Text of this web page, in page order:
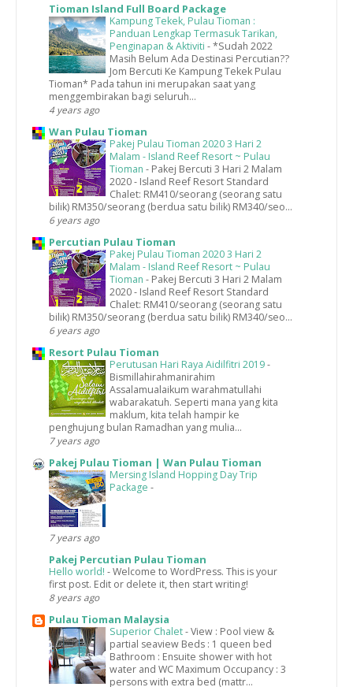
Tioman Island Full Board Package
Kampung Tekek, Pulau Tioman :
Panduan Lengkap Termasuk Tarikan,
Penginapan & Aktiviti -*Sudah 2022
Masih Belum Ada Destinasi Percutian??
Jom Bercuti Ke Kampung Tekek Pulau
Tioman* Pada tahun ini merupakan saat yang
menggembirakan bagi seluruh...
4 years ago
Wan Pulau Tioman
Pakej Pulau Tioman 2020 3 Hari 2
Malam - Island Reef Resort ~ Pulau
Tioman - Pakej Bercuti 3 Hari 2 Malam
2020 - Island Reef Resort Standard
Chalet: RM410/seorang (seorang satu
bilik) RM350/seorang (berdua satu bilik) RM340/seo...
6 years ago
Percutian Pulau Tioman
Pakej Pulau Tioman 2020 3 Hari 2
Malam - Island Reef Resort ~ Pulau
Tioman - Pakej Bercuti 3 Hari 2 Malam
2020 - Island Reef Resort Standard
Chalet: RM410/seorang (seorang satu
bilik) RM350/seorang (berdua satu bilik) RM340/seo...
6 years ago
Resort Pulau Tioman
Perutusan Hari Raya Aidilfitri 2019-
Bismillahirahmanirahim
Assalamualaikum warahmatullahi
wabarakatuh. Seperti mana yang kita
maklum, kita telah hampir ke
penghujung bulan Ramadhan yang mulia...
7 years ago
Pakej Pulau Tioman | Wan Pulau Tioman
Mersing Island Hopping Day Trip
Package -
7 years ago
Pakej Percutian Pulau Tioman
Hello world! -Welcome to WordPress. This is your
first post. Edit or delete it, then start writing!
8 years ago
Pulau Tioman Malaysia
Superior Chalet-View : Pool view &
partial seaview Beds : 1 queen bed
Bathroom : Ensuite shower with hot
water and WC Maximum Occupancy : 3
persons with extra bed (mattr...